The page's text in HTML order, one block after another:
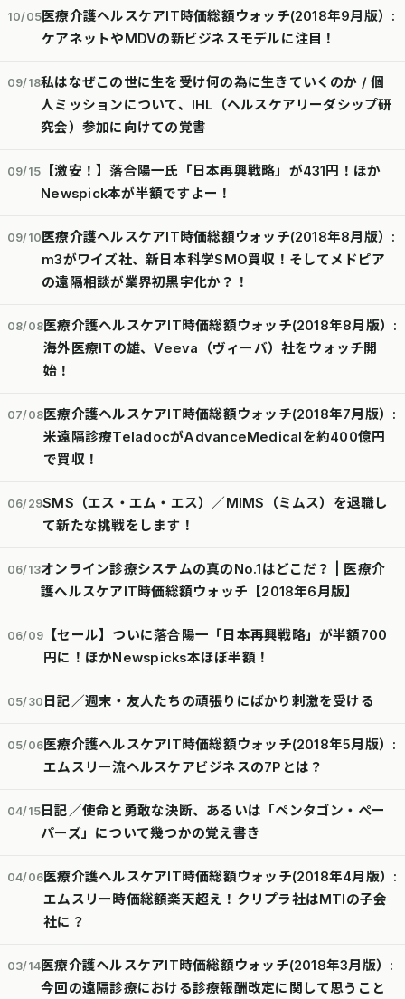
10/05医療介護ヘルスケアIT時価総額ウォッチ(2018年9月版）:
ケアネットやMDVの新ビジネスモデルに注目！
09/18私はなぜこの世に生を受け何の為に生きていくのか / 個
人ミッションについて、IHL（ヘルスケアリーダシップ研
究会）参加に向けての覚書
09/15
【激安！】落合陽一氏「日本再興戦略」が431円！ほか
Newspick本が半額ですよー！
09/10医療介護ヘルスケアIT時価総額ウォッチ(2018年8月版）:
m3がワイズ社、新日本科学SMO買収！そしてメドピア
の遠隔相談が業界初黒字化か？！
08/08医療介護ヘルスケアIT時価総額ウォッチ(2018年8月版）:
海外医療ITの雄、Veeva（ヴィーバ）社をウォッチ開
始！
07/08医療介護ヘルスケアIT時価総額ウォッチ(2018年7月版）:
米遠隔診療TeladocがAdvanceMedicalを約400億円
で買収！
06/29SMS（エス・エム・エス）／MIMS（ミムス）を退職し
て新たな挑戦をします！
06/13オンライン診療システムの真のNo.1はどこだ？ | 医療介
護ヘルスケアIT時価総額ウォッチ【2018年6月版】
06/09
【セール】ついに落合陽一「日本再興戦略」が半額700
円に！ほかNewspicks本ほぼ半額！
05/30 日記／週末・友人たちの頑張りにばかり刺激を受ける
05/06医療介護ヘルスケアIT時価総額ウォッチ(2018年5月版）:
エムスリー流ヘルスケアビジネスの7Pとは？
04/15日記／使命と勇敢な決断、あるいは「ペンタゴン・ペー
パーズ」について幾つかの覚え書き
04/06医療介護ヘルスケアIT時価総額ウォッチ(2018年4月版）:
エムスリー時価総額楽天超え！クリプラ社はMTIの子会
社に？
03/14医療介護ヘルスケアIT時価総額ウォッチ(2018年3月版）:
今回の遠隔診療における診療報酬改定に関して思うこと